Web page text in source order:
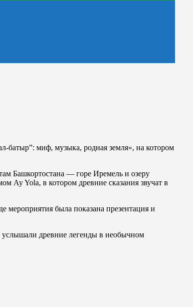
батыр”: миф, музыка, родная земля», на котором
Башкортостана — горе Иремель и озеру
Ay Yola, в котором древние сказания звучат в
мероприятия была показана презентация и
услышали древние легенды в необычном